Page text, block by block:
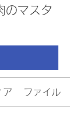
マスタ
ア ファイル